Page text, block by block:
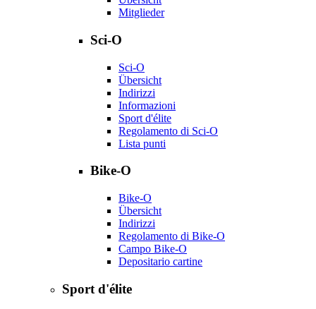
Mitglieder
Sci-O
Sci-O
Übersicht
Indirizzi
Informazioni
Sport d'élite
Regolamento di Sci-O
Lista punti
Bike-O
Bike-O
Übersicht
Indirizzi
Regolamento di Bike-O
Campo Bike-O
Depositario cartine
Sport d'élite